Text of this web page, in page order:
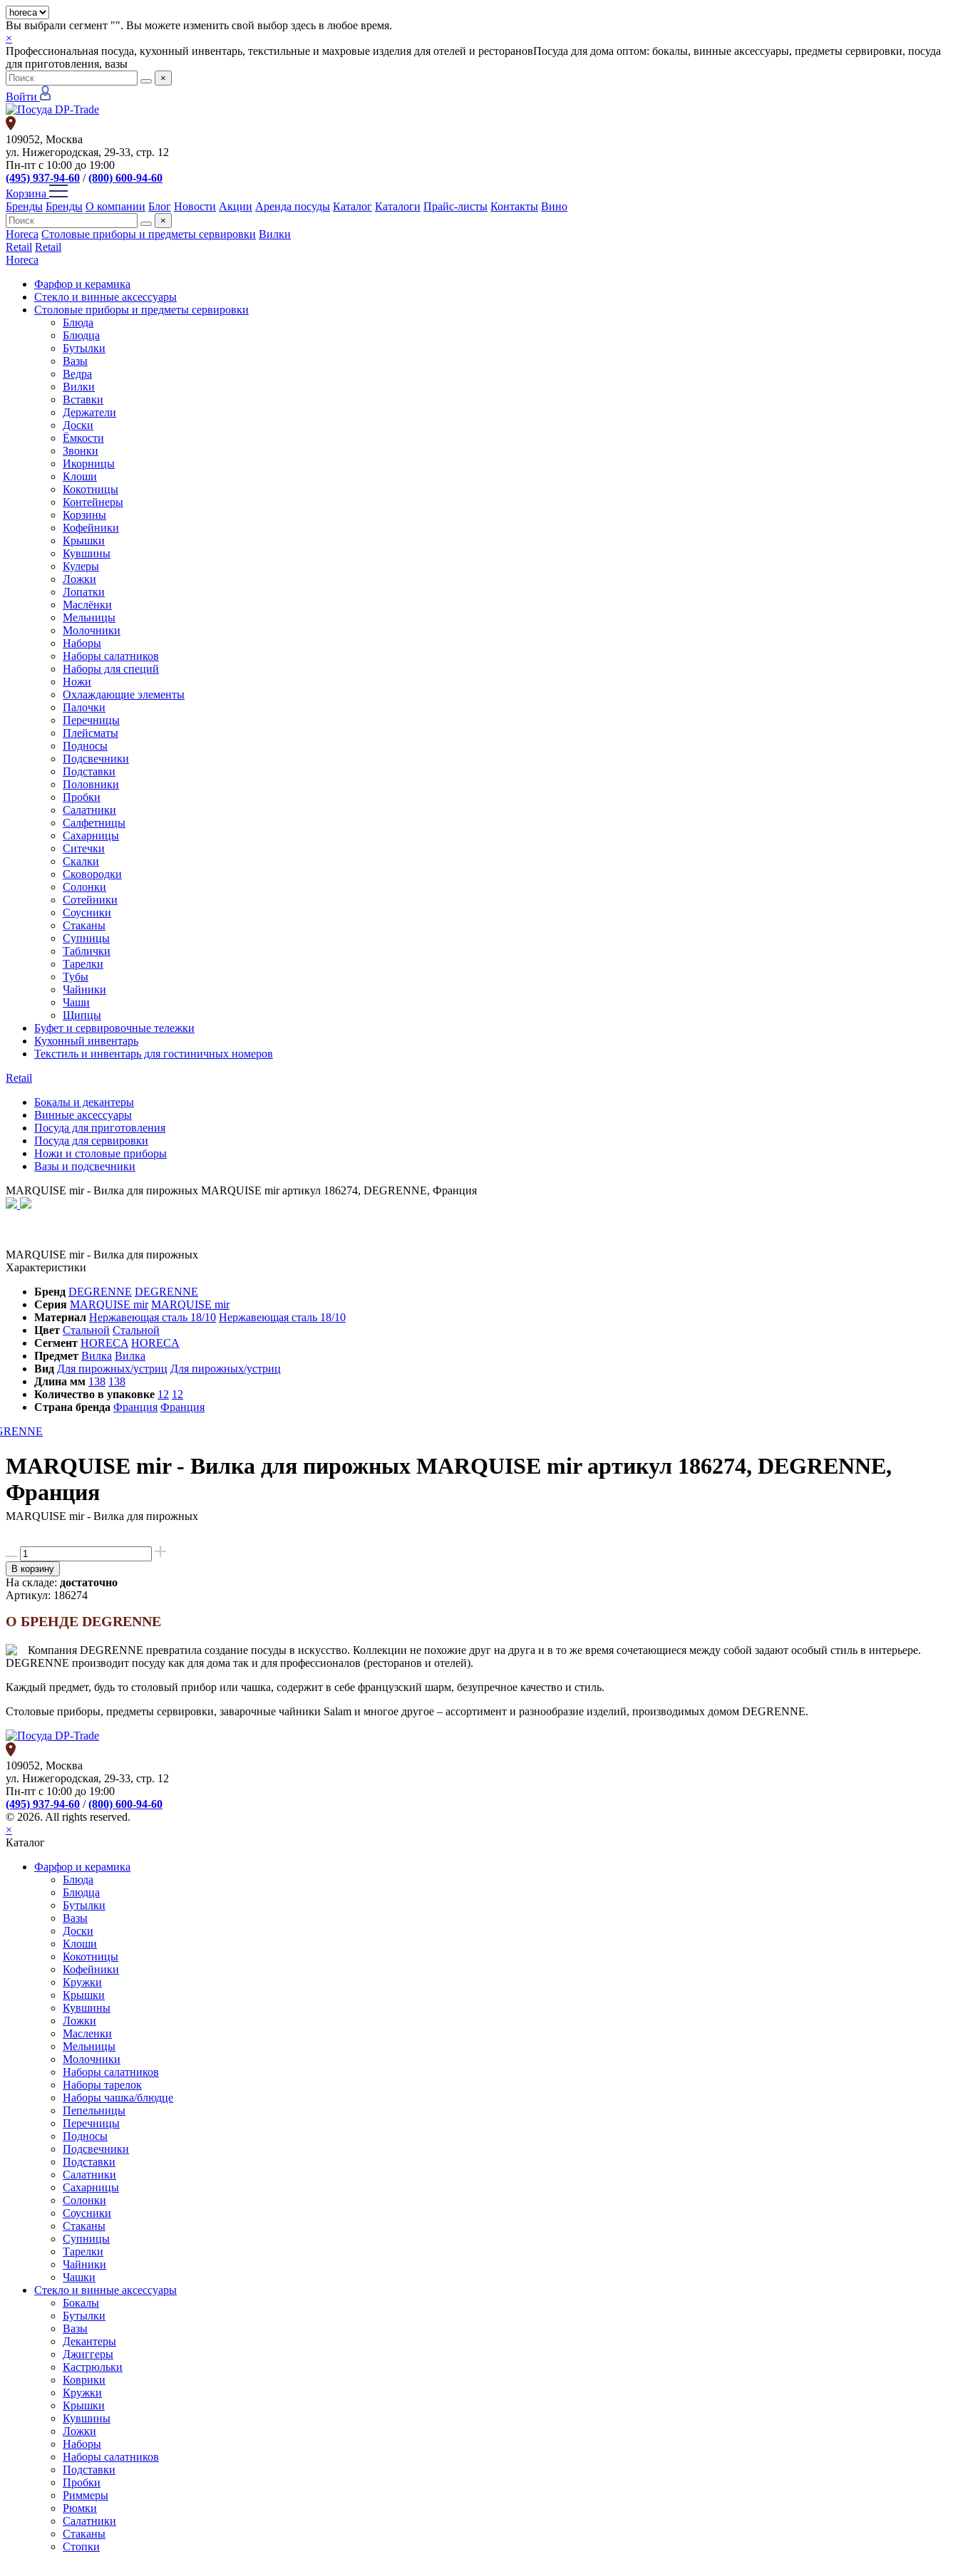
Вы выбрали сегмент "". Вы можете изменить свой выбор здесь в любое время.
×
Профессиональная посуда, кухонный инвентарь, текстильные и махровые изделия для отелей и ресторановПосуда для дома оптом: бокалы, винные аксессуары, предметы сервировки, посуда
для приготовления, вазы
×
Войти
109052, Москва
ул. Нижегородская, 29-33, стр. 12
Пн-пт с 10:00 до 19:00
(495) 937-94-60 /(800) 600-94-60
Корзина
Бренды Бренды О компании Блог Новости Акции Аренда посуды Каталог Каталоги Прайс-листы Контакты Вино
×
Horeca Столовые приборы и предметы сервировки Вилки
Retail Retail
Horeca
Фарфор и керамика
Стекло и винные аксессуары
Столовые приборы и предметы сервировки
Блюда
Блюдца
Бутылки
Вазы
Ведра
Вилки
Вставки
Держатели
Доски
Ёмкости
Звонки
Икорницы
Клоши
Кокотницы
Контейнеры
Корзины
Кофейники
Крышки
Кувшины
Кулеры
Ложки
Лопатки
Маслёнки
Мельницы
Молочники
Наборы
Наборы салатников
Наборы для специй
Ножи
Охлаждающие элементы
Палочки
Перечницы
Плейсматы
Подносы
Подсвечники
Подставки
Половники
Пробки
Салатники
Салфетницы
Сахарницы
Ситечки
Скалки
Сковородки
Солонки
Сотейники
Соусники
Стаканы
Супницы
Таблички
Тарелки
Тубы
Чайники
Чаши
Щипцы
Буфет и сервировочные тележки
Кухонный инвентарь
Текстиль и инвентарь для гостиничных номеров
Retail
Бокалы и декантеры
Винные аксессуары
Посуда для приготовления
Посуда для сервировки
Ножи и столовые приборы
Вазы и подсвечники
MARQUISE mir - Вилка для пирожных MARQUISE mir артикул 186274, DEGRENNE, Франция
MARQUISE mir - Вилка для пирожных
Характеристики
Бренд DEGRENNE DEGRENNE
Серия MARQUISE mir MARQUISE mir
Материал Нержавеющая сталь 18/10 Нержавеющая сталь 18/10
Цвет Стальной Стальной
Сегмент HORECA HORECA
Предмет Вилка Вилка
Вид Для пирожных/устриц Для пирожных/устриц
Длина мм 138 138
Количество в упаковке 12 12
Страна бренда Франция Франция
MARQUISE mir - Вилка для пирожных MARQUISE mir артикул 186274, DEGRENNE,
Франция
MARQUISE mir - Вилка для пирожных
В корзину
На складе: достаточно
Артикул: 186274
О БРЕНДЕ DEGRENNE
Компания DEGRENNE превратила создание посуды в искусство. Коллекции не похожие друг на друга и в то же время сочетающиеся между собой задают особый стиль в интерьере.
DEGRENNE производит посуду как для дома так и для профессионалов (ресторанов и отелей).
Каждый предмет, будь то столовый прибор или чашка, содержит в себе французский шарм, безупречное качество и стиль.
Столовые приборы, предметы сервировки, заварочные чайники Salam и многое другое – ассортимент и разнообразие изделий, производимых домом DEGRENNE.
109052, Москва
ул. Нижегородская, 29-33, стр. 12
Пн-пт с 10:00 до 19:00
(495) 937-94-60 /(800) 600-94-60
© 2026. All rights reserved.
×
Каталог
Фарфор и керамика
Блюда
Блюдца
Бутылки
Вазы
Доски
Клоши
Кокотницы
Кофейники
Кружки
Крышки
Кувшины
Ложки
Масленки
Мельницы
Молочники
Наборы салатников
Наборы тарелок
Наборы чашка/блюдце
Пепельницы
Перечницы
Подносы
Подсвечники
Подставки
Салатники
Сахарницы
Солонки
Соусники
Стаканы
Супницы
Тарелки
Чайники
Чашки
Стекло и винные аксессуары
Бокалы
Бутылки
Вазы
Декантеры
Джиггеры
Кастрюльки
Коврики
Кружки
Крышки
Кувшины
Ложки
Наборы
Наборы салатников
Подставки
Пробки
Риммеры
Рюмки
Салатники
Стаканы
Стопки